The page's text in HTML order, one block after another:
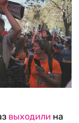
выходили на